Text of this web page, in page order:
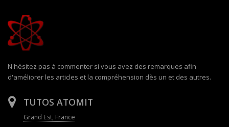
N'hésitez pas à commenter si vous avez des remarques afin
d'améliorer les articles et la compréhension dès un et des autres.
TUTOS ATOMIT
Grand Est, France